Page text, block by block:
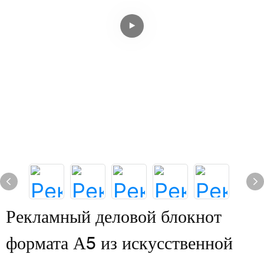
Рекламный деловой блокнот
формата А5 из искусственной